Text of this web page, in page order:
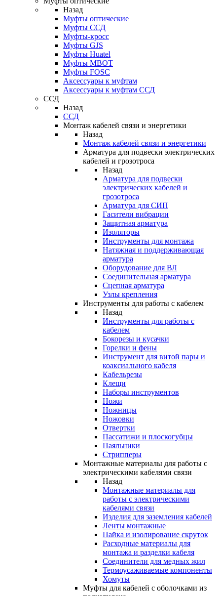
Назад
Муфты оптические
Муфты ССД
Муфты-кросс
Муфты GJS
Муфты Huatel
Муфты МВОТ
Муфты FOSC
Аксессуары к муфтам
Аксессуары к муфтам ССД
ССД
Назад
ССД
Монтаж кабелей связи и энергетики
Назад
Монтаж кабелей связи и энергетики
Арматура для подвески электрических
кабелей и грозотроса
Назад
Арматура для подвески
электрических кабелей и
грозотроса
Арматура для СИП
Гасители вибрации
Защитная арматура
Изоляторы
Инструменты для монтажа
Натяжная и поддерживающая
арматура
Оборудование для ВЛ
Соединительная арматура
Сцепная арматура
Узлы крепления
Инструменты для работы с кабелем
Назад
Инструменты для работы с
кабелем
Бокорезы и кусачки
Горелки и фены
Инструмент для витой пары и
коаксиального кабеля
Кабельрезы
Клещи
Наборы инструментов
Ножи
Ножницы
Ножовки
Отвертки
Пассатижи и плоскогубцы
Паяльники
Стрипперы
Монтажные материалы для работы с
электрическими кабелями связи
Назад
Монтажные материалы для
работы с электрическими
кабелями связи
Изделия для заземления кабелей
Ленты монтажные
Пайка и изолирование скруток
Расходные материалы для
монтажа и разделки кабеля
Соединители для медных жил
Термоусаживаемые компоненты
Хомуты
Муфты для кабелей с оболочками из